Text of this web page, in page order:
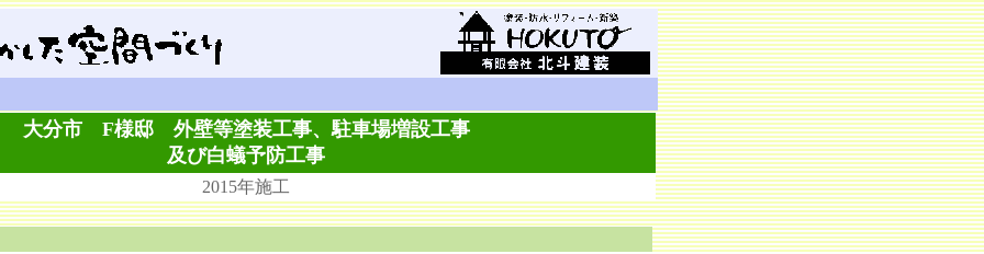
大分市 F様邸 外壁等塗装工事、駐車場増設工事
及び白蟻予防工事
2015年施工